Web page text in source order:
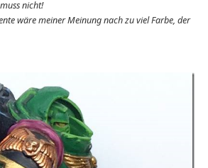
nicht!
wäre meiner Meinung nach zu viel Farbe, der